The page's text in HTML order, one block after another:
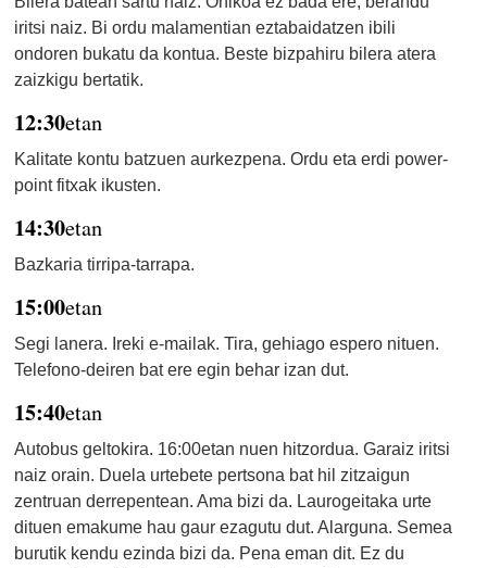
iritsi naiz. Bi ordu malamentian eztabaidatzen ibili
ondoren bukatu da kontua. Beste bizpahiru bilera atera
zaizkigu bertatik.
12:30etan
Kalitate kontu batzuen aurkezpena. Ordu eta erdi power-
point fitxak ikusten.
14:30etan
Bazkaria tirripa-tarrapa.
15:00etan
Segi lanera. Ireki e-mailak. Tira, gehiago espero nituen.
Telefono-deiren bat ere egin behar izan dut.
15:40etan
Autobus geltokira. 16:00etan nuen hitzordua. Garaiz iritsi
naiz orain. Duela urtebete pertsona bat hil zitzaigun
zentruan derrepentean. Ama bizi da. Laurogeitaka urte
dituen emakume hau gaur ezagutu dut. Alarguna. Semea
burutik kendu ezinda bizi da. Pena eman dit. Ez du